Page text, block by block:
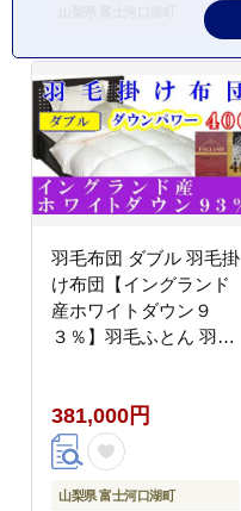
羽毛布団 ダブル 羽毛掛
け布団【イングランド
産ホワイトダウン９
３％】羽毛ふとん 羽毛
本掛け羽毛掛け布団 寝
具 冬用 羽毛布団
FAG080
381,000円
山梨県 富士河口湖町